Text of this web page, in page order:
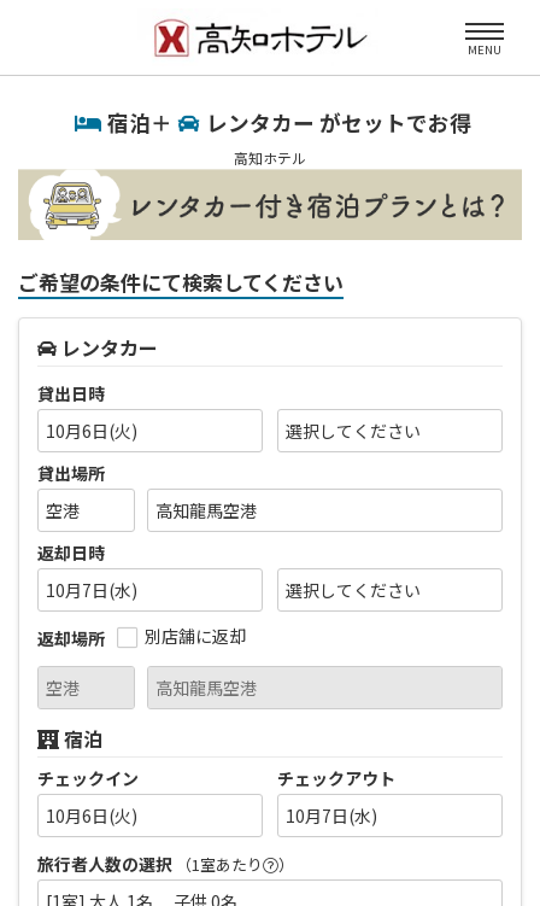
MENU
宿泊＋ レンタカー がセットでお得
高知ホテル
ご希望の条件にて検索してください
レンタカー
貸出日時
10月6日(火)
貸出場所
返却日時
10月7日(水)
返却場所
別店舗に返却
宿泊
チェックイン
10月6日(火)
チェックアウト
10月7日(水)
旅行者人数の選択
（1室あたり ）
[1室] 大人 1名 子供 0名